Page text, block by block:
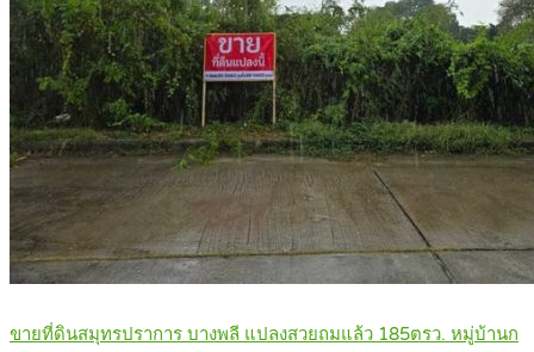
ขายที่ดินสมุทรปราการ บางพลี แปลงสวยถมแล้ว 185ตรว. หมู่บ้านก